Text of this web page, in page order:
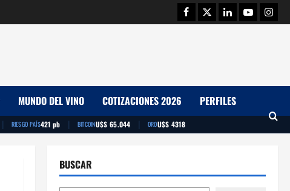
Facebook
TwitterLinkedinYoutube
MUNDO DEL VINO COTIZACIONES 2026 PERFILES
| RIESGO PAÍS421 pb | BITCOINU$S 65.044 | OROU$S 4318
BUSCAR